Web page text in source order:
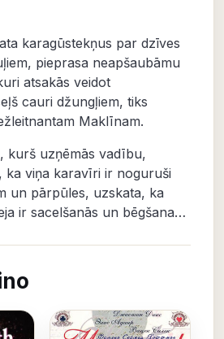
karagūstekņus par dzīves
pieprasa neapšaubāmu
atsakās veidot
cauri džungļiem, tiks
Maklīnam.
kurš uzņēmās vadību,
ka viņa karavīri ir noguruši
un pārpūles, uzskata, ka
ir sacelšanās un bēgšana…